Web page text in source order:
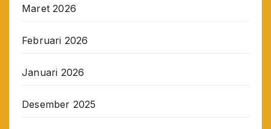
Maret 2026
Februari 2026
Januari 2026
Desember 2025